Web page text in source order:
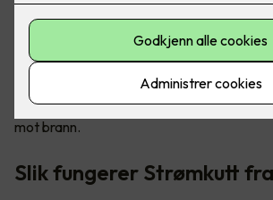
Tryggere og mer
Sikkerhetsløsningen kalt «Strømkutt»
strømmen til elektriske apparater ved
kan forhindre eller redusere brannskader i
en enkel måte for deg å bedre sikre din
mot brann.
Slik fungerer Strømkutt